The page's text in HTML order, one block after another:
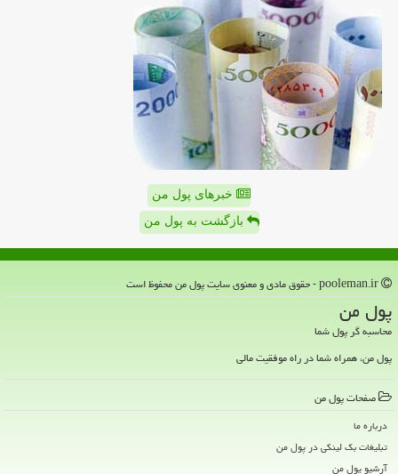
خبرهای پول من
بازگشت به پول من
پول من
محاسبه گر پول شما
پول من، همراه شما در راه موفقیت مالی
صفحات پول من
درباره ما
تبلیغات بک لینکی در پول من
آرشیو پول من